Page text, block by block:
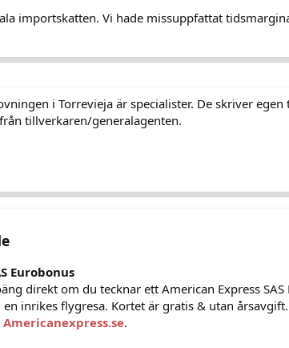
importskatten. Vi hade missuppfattat
i Torrevieja är specialister. De skriver
tillverkaren/generalagenten.
Eurobonus
direkt om du tecknar ett American Express
inrikes flygresa. Kortet är gratis & utan årsavgift.
Americanexpress.se.